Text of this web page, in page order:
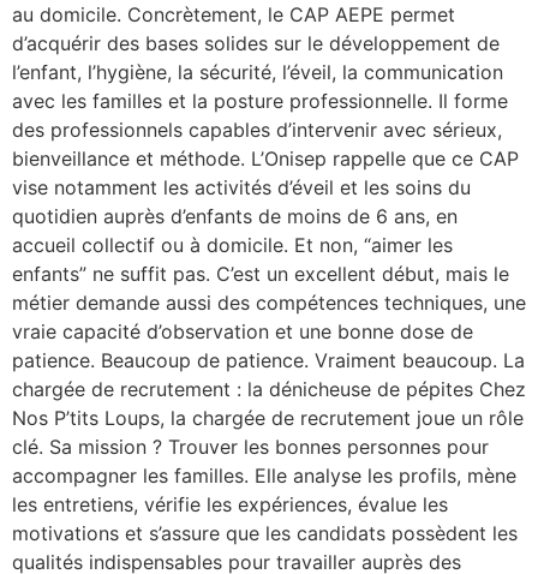
au domicile. Concrètement, le CAP AEPE permet
d’acquérir des bases solides sur le développement de
l’enfant, l’hygiène, la sécurité, l’éveil, la communication
avec les familles et la posture professionnelle. Il forme
des professionnels capables d’intervenir avec sérieux,
bienveillance et méthode. L’Onisep rappelle que ce CAP
vise notamment les activités d’éveil et les soins du
quotidien auprès d’enfants de moins de 6 ans, en
accueil collectif ou à domicile. Et non, “aimer les
enfants” ne suffit pas. C’est un excellent début, mais le
métier demande aussi des compétences techniques, une
vraie capacité d’observation et une bonne dose de
patience. Beaucoup de patience. Vraiment beaucoup. La
chargée de recrutement : la dénicheuse de pépites Chez
Nos P’tits Loups, la chargée de recrutement joue un rôle
clé. Sa mission ? Trouver les bonnes personnes pour
accompagner les familles. Elle analyse les profils, mène
les entretiens, vérifie les expériences, évalue les
motivations et s’assure que les candidats possèdent les
qualités indispensables pour travailler auprès des